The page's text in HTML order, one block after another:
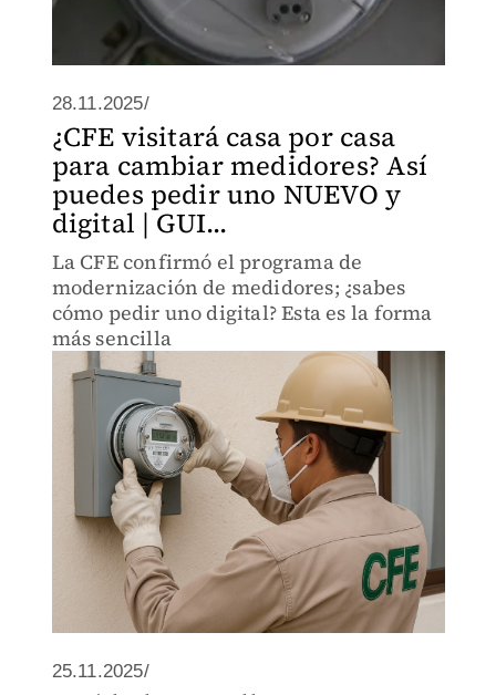
28.11.2025/
¿CFE visitará casa por casa
para cambiar medidores? Así
puedes pedir uno NUEVO y
digital | GUI...
La CFE confirmó el programa de
modernización de medidores; ¿sabes
cómo pedir uno digital? Esta es la forma
más sencilla
25.11.2025/